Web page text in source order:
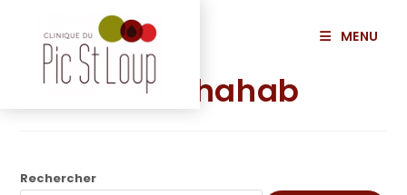
MENU
SHADFAR Shahab
Rechercher